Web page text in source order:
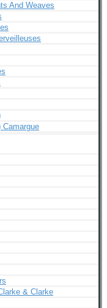
And Weaves
Camargue
& Clarke